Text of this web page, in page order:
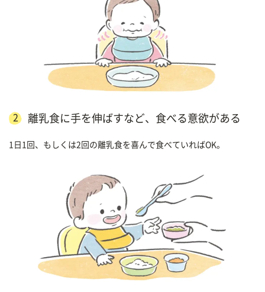
2 離乳食に手を伸ばすなど、食べる意欲がある
1日1回、もしくは2回の離乳食を喜んで食べていればOK。